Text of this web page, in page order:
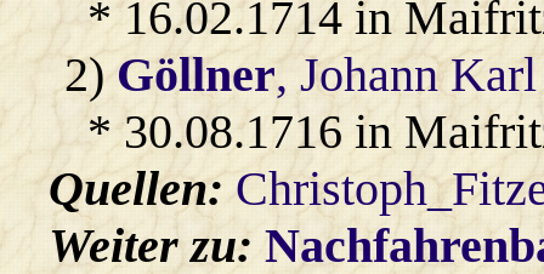
* 16.02.1714 in
2)Göllner, Johann Karl
* 30.08.1716 in
Quellen:
Weiter zu: